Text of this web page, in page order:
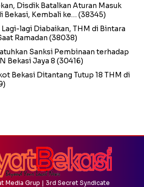
Disdik Batalkan Aturan Masuk
Bekasi, Kembali ke… (38345)
lagi Diabaikan, THM di Bintara
Ramadan (38038)
Sanksi Pembinaan terhadap
Bekasi Jaya 8 (30416)
Bekasi Ditantang Tutup 18 THM di
Media Grup | 3rd Secret Syndicate